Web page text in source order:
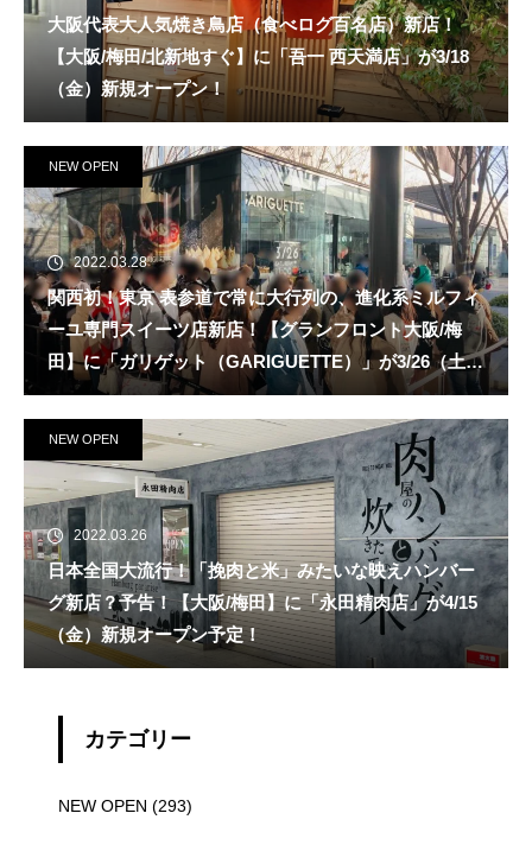
大阪代表大人気焼き鳥店（食べログ百名店）新店！
【大阪/梅田/北新地すぐ】に「吾一 西天満店」が3/18
（金）新規オープン！
NEW OPEN
2022.03.28
関西初！東京 表参道で常に大行列の、進化系ミルフィ
ーユ専門スイーツ店新店！【グランフロント大阪/梅
田】に「ガリゲット（GARIGUETTE）」が3/26（土）
新規オープン！
NEW OPEN
2022.03.26
日本全国大流行！「挽肉と米」みたいな映えハンバー
グ新店？予告！【大阪/梅田】に「永田精肉店」が4/15
（金）新規オープン予定！
カテゴリー
NEW OPEN (293)